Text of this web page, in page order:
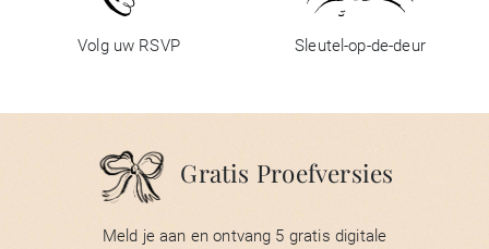
Volg uw RSVP Sleutel-op-de-deur
Gratis Proefversies
Meld je aan en ontvang 5 gratis digitale